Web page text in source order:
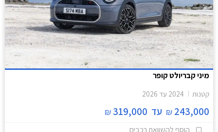
מיני קבריולט קופר
קטנות 2024 עד 2026
243,000
₪ עד 319,000
₪
הוסף להשוואת רכבים